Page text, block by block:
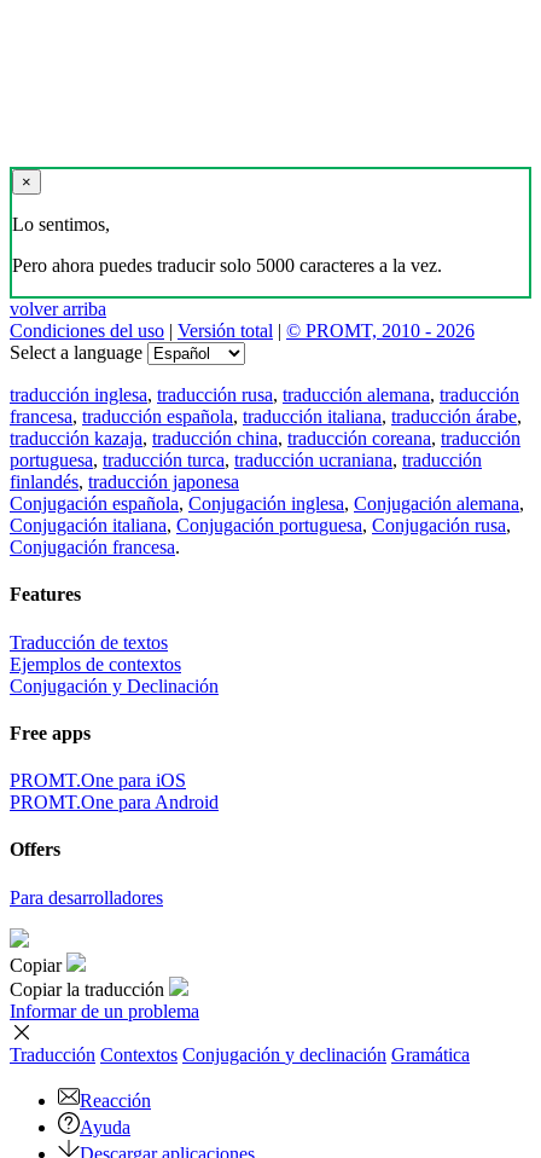
×
Lo sentimos,
Pero ahora puedes traducir solo 5000 caracteres a la vez.
volver arriba
Condiciones del uso | Versión total | © PROMT, 2010 - 2026
Select a language
traducción inglesa, traducción rusa, traducción alemana, traducción
francesa, traducción española, traducción italiana, traducción árabe,
traducción kazaja, traducción china, traducción coreana, traducción
portuguesa, traducción turca, traducción ucraniana, traducción
finlandés, traducción japonesa
Conjugación española, Conjugación inglesa, Conjugación alemana,
Conjugación italiana, Conjugación portuguesa, Conjugación rusa,
Conjugación francesa.
Features
Traducción de textos
Ejemplos de contextos
Conjugación y Declinación
Free apps
PROMT.One para iOS
PROMT.One para Android
Offers
Para desarrolladores
Copiar
Copiar la traducción
Informar de un problema
Traducción Contextos Conjugación y declinación Gramática
Reacción
Ayuda
Descargar aplicaciones